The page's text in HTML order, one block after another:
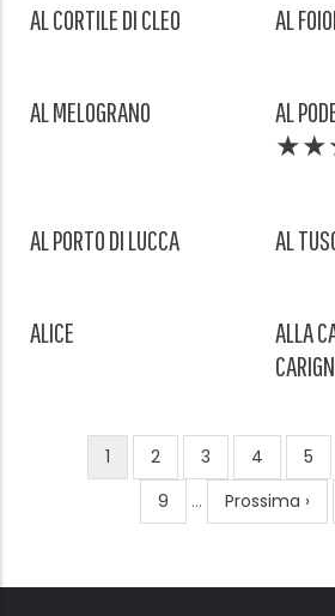
AL CORTILE DI CLEO AL
AL MELOGRANO
AL
AL PORTO DI LUCCA AL
ALICE
ALLA
Paginazione
Pagina
attuale
1 Page
2 Page
3 Page
4 Page
5
Page
9 …
Pagina
successiva
Prossima ›